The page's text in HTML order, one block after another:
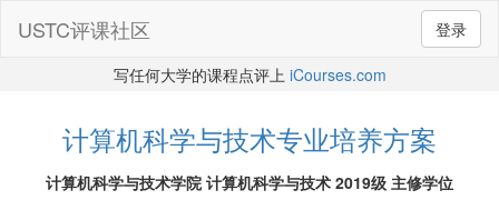
登录
USTC评课社区
写任何大学的课程点评上 iCourses.com
计算机科学与技术专业培养方案
计算机科学与技术学院 计算机科学与技术 2019级 主修学位